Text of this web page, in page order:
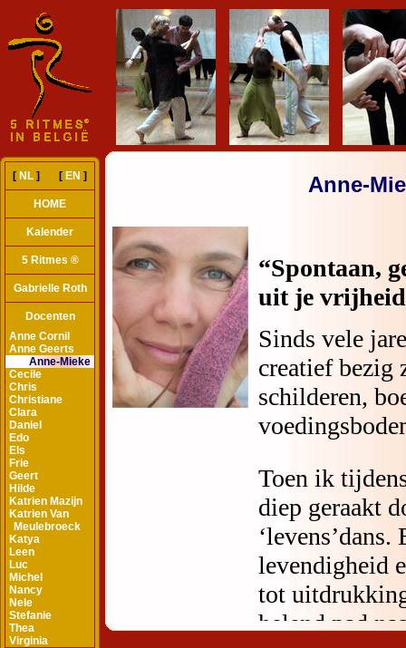
[ NL ] [ EN ]
HOME
Kalender
5 Ritmes ®
Gabrielle Roth
Docenten
Anne Cornil
Anne Geerts
Anne-Mieke
Cecile
Chris
Christiane
Clara
Daniel
Edo
Els
Frie
Geert
Hilde
Katrien Mazijn
Katrien Van
Meulebroeck
Katya
Leen
Luc
Michel
Nancy
Nele
Stefanie
Thea
Virginia
Anne-